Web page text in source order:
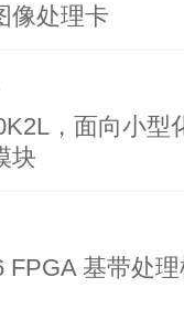
像处理卡
，面向小型
块
FPGA 基带处理